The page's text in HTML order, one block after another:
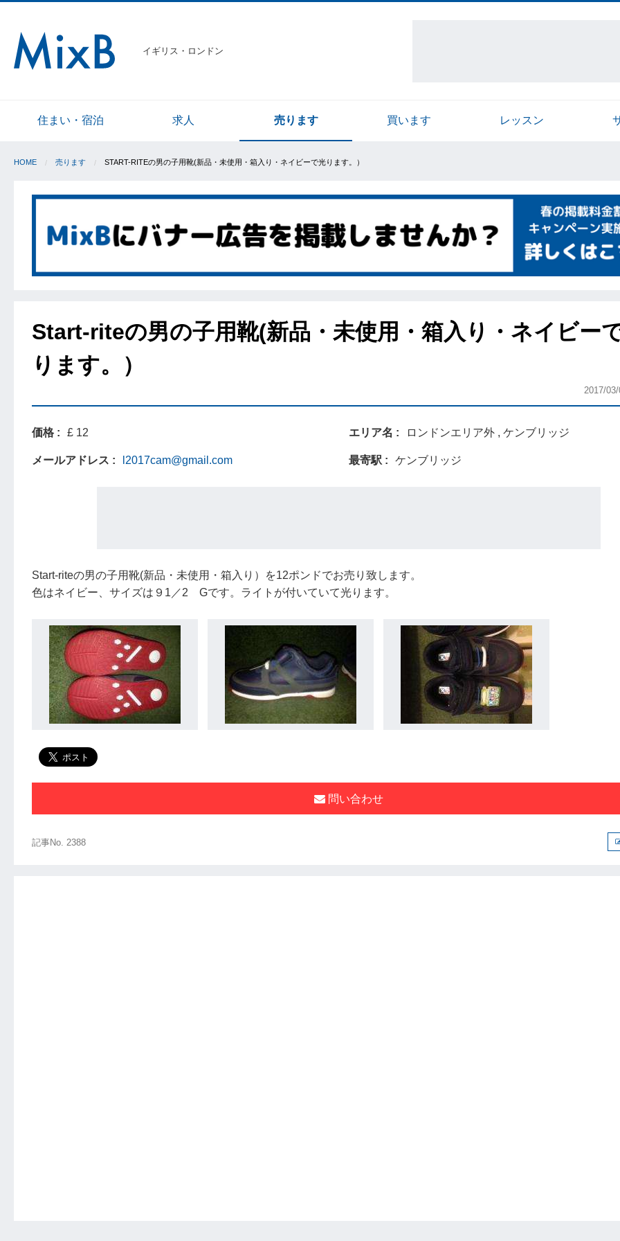
イギリス・ロンドン
住まい・宿泊 求人 売ります 買います レッスン
HOME 売ります START-RITEの男の子用靴(新品・未使用・箱入り・ネイビーで光ります。）
Start-riteの男の子用靴(新品・未使用・箱入り・ネイビー
ります。）
2017/
価格 £ 12
メールアドレス l2017cam@gmail.com
エリア名 ロンドンエリア外 , ケンブリッジ
最寄駅 ケンブリッジ
Start-riteの男の子用靴(新品・未使用・箱入り）を12ポンドでお売り致します。
色はネイビー、サイズは９1／2 Gです。ライトが付いていて光ります。
問い合わせ
記事No. 2388